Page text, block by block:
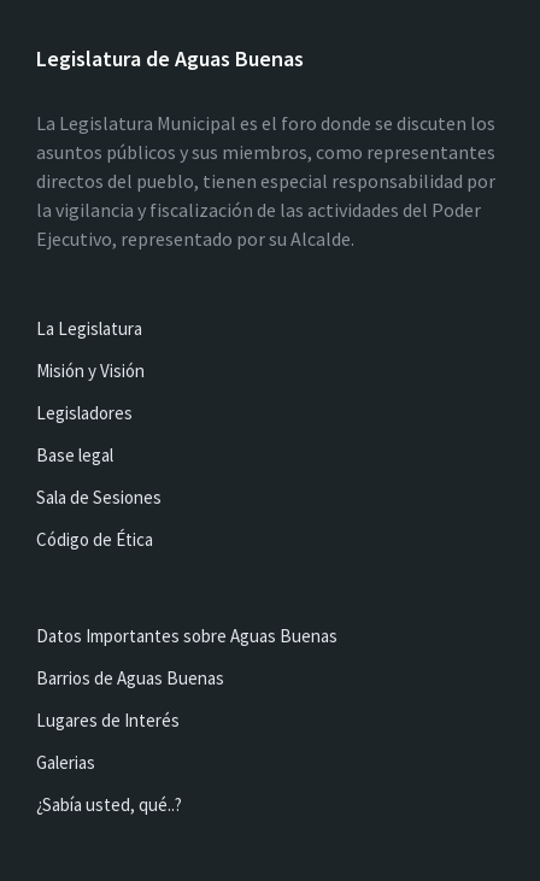
Legislatura de Aguas Buenas
La Legislatura Municipal es el foro donde se discuten los
asuntos públicos y sus miembros, como representantes
directos del pueblo, tienen especial responsabilidad por
la vigilancia y fiscalización de las actividades del Poder
Ejecutivo, representado por su Alcalde.
La Legislatura
Misión y Visión
Legisladores
Base legal
Sala de Sesiones
Código de Ética
Datos Importantes sobre Aguas Buenas
Barrios de Aguas Buenas
Lugares de Interés
Galerias
¿Sabía usted, qué..?